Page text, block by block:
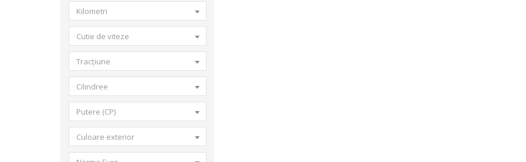
Kilometri
Cutie de viteze
Tracțiune
Cilindree
Putere (CP)
Culoare exterior